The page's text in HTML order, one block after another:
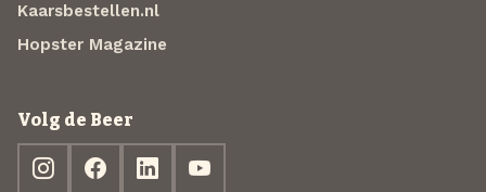
Kaarsbestellen.nl
Hopster Magazine
Volg de Beer